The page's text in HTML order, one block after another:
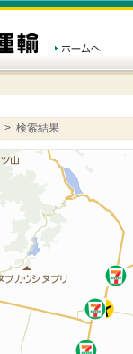
> 検索結果